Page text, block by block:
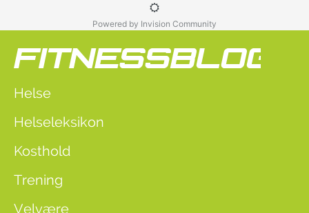
Powered by Invision Community
Helse
Helseleksikon
Kosthold
Trening
Velvære